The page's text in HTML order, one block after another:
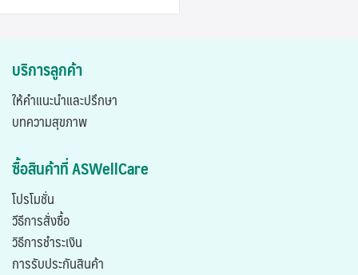
บริการลูกค้า
ให้คำแนะนำและปรึกษา
บทความสุขภาพ
ซื้อสินค้าที่ ASWellCare
โปรโมชั่น
วีธีการสั่งซื้อ
วิธีการชำระเงิน
การรับประกันสินค้า